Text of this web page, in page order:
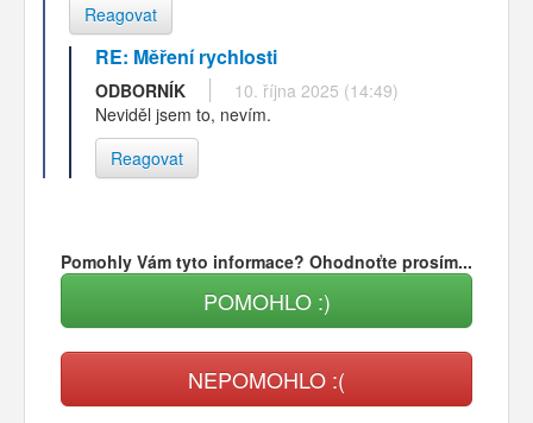
Reagovat
RE: Měření rychlosti
ODBORNÍK
10. října 2025 (14:49)
Neviděl jsem to, nevím.
Reagovat
Pomohly Vám tyto informace? Ohodnoťte prosím...
POMOHLO :)
NEPOMOHLO :(